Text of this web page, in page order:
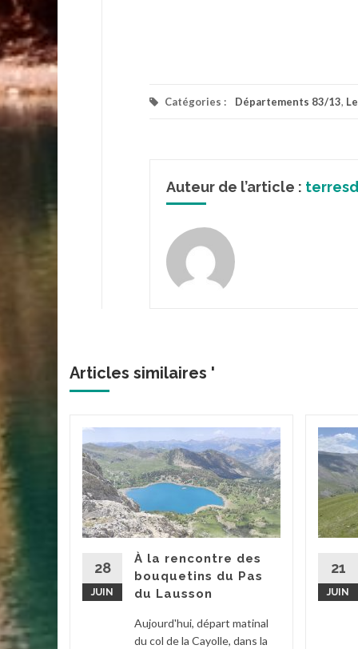
Catégories : Départements 83/13,
Auteur de l’article :
Articles similaires '
ce
à
par...
...
suite
28
JUIN
À la rencontre des
bouquetins du Pas
du Lausson
Aujourd'hui, départ matinal
du col de la Cayolle, dans la
21
JUIN